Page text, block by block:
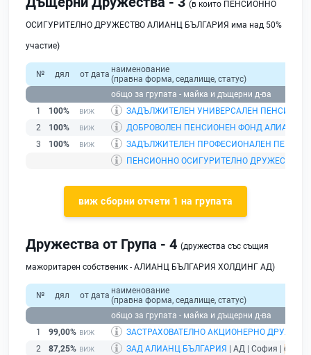
(в които ПЕНСИОННО
ОСИГУРИТЕЛНО ДРУЖЕСТВО АЛИАНЦ БЪЛГАРИЯ има над 50%
участие)
№ дял от дата наименование
(правна форма, седалище, статус)
общо за групата - майка и дъщерни д-ва
1
100%
ЗАДЪЛЖИТЕЛЕН УНИВЕРСАЛЕН
2
100%
ДОБРОВОЛЕН ПЕНСИОНЕН ФОНД АЛИАНЦ
3
100%
ЗАДЪЛЖИТЕЛЕН ПРОФЕСИОНАЛЕН
ПЕНСИОННО ОСИГУРИТЕЛНО ДРУЖЕСТВО
виж сборни отчети 1 на групата
Дружества от Група - 4 (дружества със същия
мажоритарен собственик - АЛИАНЦ БЪЛГАРИЯ ХОЛДИНГ АД)
№ дял от дата наименование
(правна форма, седалище, статус)
общо за групата - майка и дъщерни д-ва
1
99,00%
ЗАСТРАХОВАТЕЛНО АКЦИОНЕРНО
2
87,25% ЗАД АЛИАНЦ БЪЛГАРИЯ | АД | София | без